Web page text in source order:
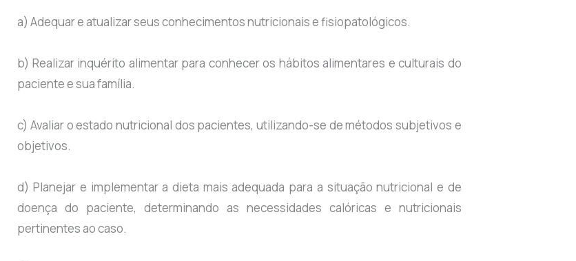
a) Adequar e atualizar seus conhecimentos nutricionais e fisiopatológicos.
b) Realizar inquérito alimentar para conhecer os hábitos alimentares e culturais do
paciente e sua família.
c) Avaliar o estado nutricional dos pacientes, utilizando-se de métodos subjetivos e
objetivos.
d) Planejar e implementar a dieta mais adequada para a situação nutricional e de
doença do paciente, determinando as necessidades calóricas e nutricionais
pertinentes ao caso.